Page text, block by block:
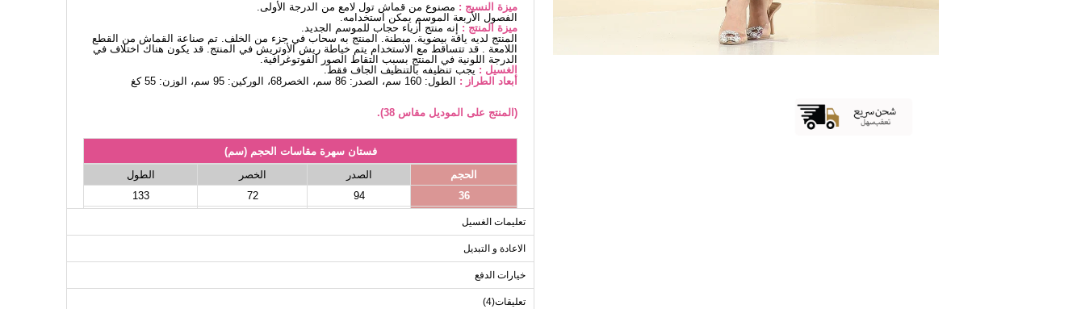
ميزة النسيج : مصنوع من قماش تول لامع من الدرجة الأولى.
الفصول الأربعة الموسم يمكن استخدامه.
ميزة المنتج : إنه منتج أزياء حجاب للموسم الجديد.
المنتج لديه ياقة بيضوية. مبطنة. المنتج به سحاب في جزء من الخلف. تم صناعة القماش من القطع
اللامعة . قد تتساقط مع الاستخدام يتم خياطة ريش الأوتريش في المنتج. قد يكون هناك اختلاف في
الدرجة اللونية في المنتج بسبب التقاط الصور الفوتوغرافية.
الغسيل : يجب تنظيفه بالتنظيف الجاف فقط.
أبعاد الطراز : الطول: 160 سم، الصدر: 86 سم، الخصر68، الوركين: 95 سم، الوزن: 55 كغ
(المنتج على الموديل مقاس 38).
فستان سهرة مقاسات الحجم (سم)
الحجم
الصدر الخصر
الطول
36
94
72
133
38
40
102
82
133
42
106
86
133
تعليمات الغسيل
الاعادة و التبديل
خيارات الدفع
تعليقات(4)